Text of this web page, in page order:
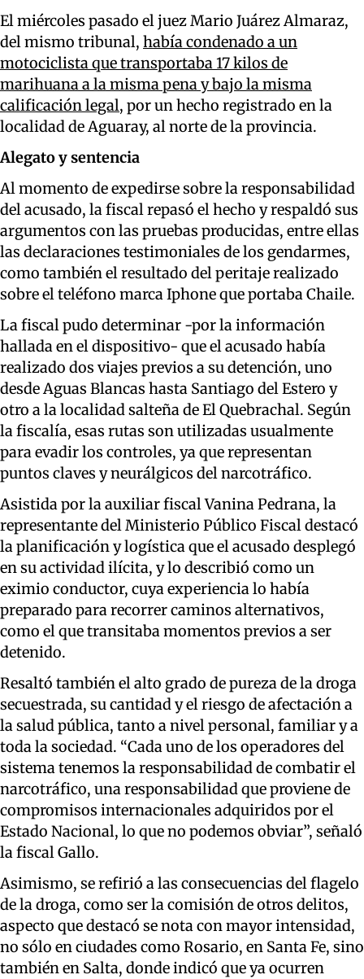
El miércoles pasado el juez Mario Juárez Almaraz,
del mismo tribunal, había condenado a un
motociclista que transportaba 17 kilos de
marihuana a la misma pena y bajo la misma
calificación legal, por un hecho registrado en la
localidad de Aguaray, al norte de la provincia.
Alegato y sentencia
Al momento de expedirse sobre la responsabilidad
del acusado, la fiscal repasó el hecho y respaldó sus
argumentos con las pruebas producidas, entre ellas
las declaraciones testimoniales de los gendarmes,
como también el resultado del peritaje realizado
sobre el teléfono marca Iphone que portaba Chaile.
La fiscal pudo determinar -por la información
hallada en el dispositivo- que el acusado había
realizado dos viajes previos a su detención, uno
desde Aguas Blancas hasta Santiago del Estero y
otro a la localidad salteña de El Quebrachal. Según
la fiscalía, esas rutas son utilizadas usualmente
para evadir los controles, ya que representan
puntos claves y neurálgicos del narcotráfico.
Asistida por la auxiliar fiscal Vanina Pedrana, la
representante del Ministerio Público Fiscal destacó
la planificación y logística que el acusado desplegó
en su actividad ilícita, y lo describió como un
eximio conductor, cuya experiencia lo había
preparado para recorrer caminos alternativos,
como el que transitaba momentos previos a ser
detenido.
Resaltó también el alto grado de pureza de la droga
secuestrada, su cantidad y el riesgo de afectación a
la salud pública, tanto a nivel personal, familiar y a
toda la sociedad. “Cada uno de los operadores del
sistema tenemos la responsabilidad de combatir el
narcotráfico, una responsabilidad que proviene de
compromisos internacionales adquiridos por el
Estado Nacional, lo que no podemos obviar”, señaló
la fiscal Gallo.
Asimismo, se refirió a las consecuencias del flagelo
de la droga, como ser la comisión de otros delitos,
aspecto que destacó se nota con mayor intensidad,
no sólo en ciudades como Rosario, en Santa Fe, sino
también en Salta, donde indicó que ya ocurren